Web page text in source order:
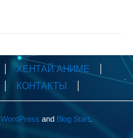
ХЕНТАЙ АНИМЕ
КОНТАКТЫ
WordPress and Blog Start.